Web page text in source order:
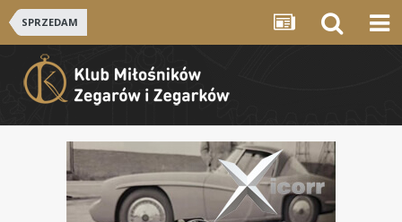
SPRZEDAM